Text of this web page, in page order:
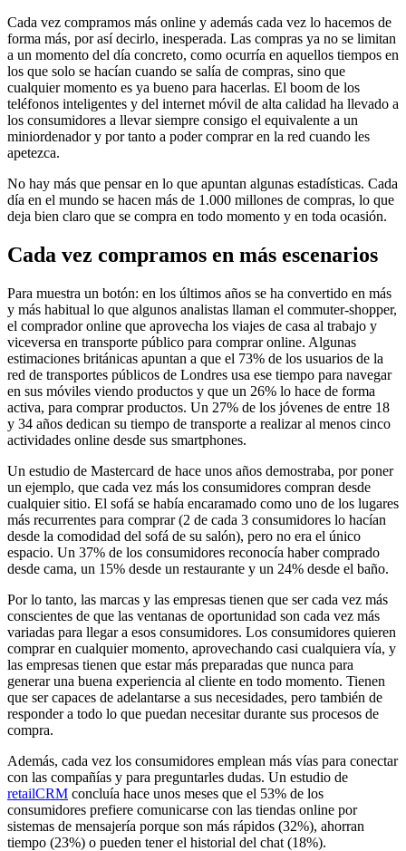
Cada vez compramos más online y además cada vez lo hacemos de
forma más, por así decirlo, inesperada. Las compras ya no se limitan
a un momento del día concreto, como ocurría en aquellos tiempos en
los que solo se hacían cuando se salía de compras, sino que
cualquier momento es ya bueno para hacerlas. El boom de los
teléfonos inteligentes y del internet móvil de alta calidad ha llevado a
los consumidores a llevar siempre consigo el equivalente a un
miniordenador y por tanto a poder comprar en la red cuando les
apetezca.
No hay más que pensar en lo que apuntan algunas estadísticas. Cada
día en el mundo se hacen más de 1.000 millones de compras, lo que
deja bien claro que se compra en todo momento y en toda ocasión.
Cada vez compramos en más escenarios
Para muestra un botón: en los últimos años se ha convertido en más
y más habitual lo que algunos analistas llaman el commuter-shopper,
el comprador online que aprovecha los viajes de casa al trabajo y
viceversa en transporte público para comprar online. Algunas
estimaciones británicas apuntan a que el 73% de los usuarios de la
red de transportes públicos de Londres usa ese tiempo para navegar
en sus móviles viendo productos y que un 26% lo hace de forma
activa, para comprar productos. Un 27% de los jóvenes de entre 18
y 34 años dedican su tiempo de transporte a realizar al menos cinco
actividades online desde sus smartphones.
Un estudio de Mastercard de hace unos años demostraba, por poner
un ejemplo, que cada vez más los consumidores compran desde
cualquier sitio. El sofá se había encaramado como uno de los lugares
más recurrentes para comprar (2 de cada 3 consumidores lo hacían
desde la comodidad del sofá de su salón), pero no era el único
espacio. Un 37% de los consumidores reconocía haber comprado
desde cama, un 15% desde un restaurante y un 24% desde el baño.
Por lo tanto, las marcas y las empresas tienen que ser cada vez más
conscientes de que las ventanas de oportunidad son cada vez más
variadas para llegar a esos consumidores. Los consumidores quieren
comprar en cualquier momento, aprovechando casi cualquiera vía, y
las empresas tienen que estar más preparadas que nunca para
generar una buena experiencia al cliente en todo momento. Tienen
que ser capaces de adelantarse a sus necesidades, pero también de
responder a todo lo que puedan necesitar durante sus procesos de
compra.
Además, cada vez los consumidores emplean más vías para conectar
con las compañías y para preguntarles dudas. Un estudio de
retailCRM concluía hace unos meses que el 53% de los
consumidores prefiere comunicarse con las tiendas online por
sistemas de mensajería porque son más rápidos (32%), ahorran
tiempo (23%) o pueden tener el historial del chat (18%).